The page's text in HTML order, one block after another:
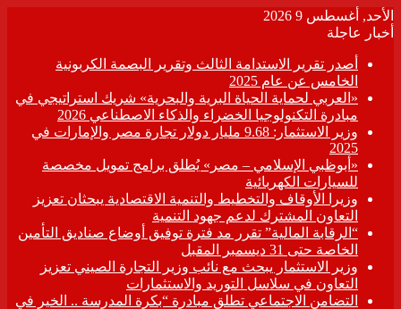
الأحد, أغسطس 9 2026
أخبار عاجلة
أصدر تقرير الاستدامة الثالث وتقرير البصمة الكربونية
الخامس عن عام 2025
«العربي لحماية الحياة البرية والبحرية» شريك استراتيجي في
مبادرة التكنولوجيا الخضراء والذكاء الاصطناعي 2026
وزير الاستثمار: 9.68 مليار دولار تجارة مصر والإمارات في
2025
«أبوظبي الإسلامي – مصر» يُطلق برامج تمويل مخصصة
للسيارات الكهربائية
وزيرا الأوقاف والتخطيط والتنمية الاقتصادية يبحثان تعزيز
التعاون المشترك لدعم جهود التنمية
“الرقابة المالية” تقرر مد فترة توفيق أوضاع صناديق التأمين
الخاصة حتى 31 ديسمبر المقبل
وزير الاستثمار يبحث مع نائب وزير التجارة الصيني تعزيز
التعاون في سلاسل التوريد والاستثمارات
التضامن الاجتماعي تطلق مبادرة “بكرة المدرسة .. الخير في